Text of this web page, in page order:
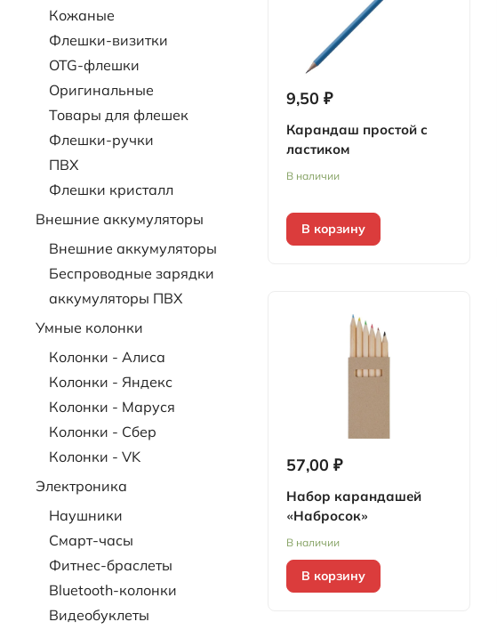
Кожаные
Флешки-визитки
OTG-флешки
Оригинальные
Товары для флешек
Флешки-ручки
ПВХ
Флешки кристалл
Внешние аккумуляторы
Внешние аккумуляторы
Беспроводные зарядки
аккумуляторы ПВХ
Умные колонки
Колонки - Алиса
Колонки - Яндекс
Колонки - Маруся
Колонки - Сбер
Колонки - VK
Электроника
Наушники
Смарт-часы
Фитнес-браслеты
Bluetooth-колонки
Видеобуклеты
9,50 ₽
Карандаш простой с
ластиком
В наличии
В корзину
57,00 ₽
Набор карандашей
«Набросок»
В наличии
В корзину